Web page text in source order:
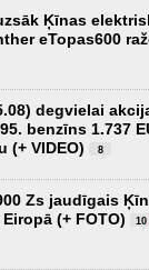
Ķīnas
eTopas600
degvielai
benzīns 1.737
(+ VIDEO)
8
Zs jaudīgais
(+ FOTO)
10